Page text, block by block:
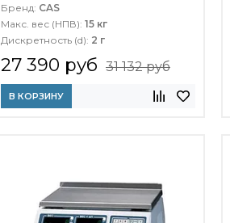
Бренд: CAS
Макс. вес (НПВ): 15 кг
Дискретность (d): 2 г
27 390 руб 31 132 руб
В КОРЗИНУ